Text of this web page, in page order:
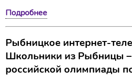
Подробнее
Рыбницкое интернет-
Школьники из Рыбницы –
российской олимпиады